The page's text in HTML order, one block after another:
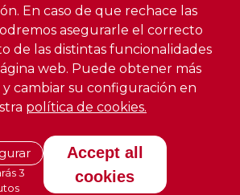
En caso de que rechace las
asegurarle el correcto
de las distintas funcionalidades
web. Puede obtener más
cambiar su configuración en
política de cookies.
3
Accept all
cookies